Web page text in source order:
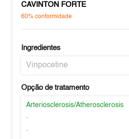
CAVINTON FORTE
60%conformidade
Ingredientes
Vinpocetine
Opção de tratamento
Arteriosclerosis/Atherosclerosis
-
-